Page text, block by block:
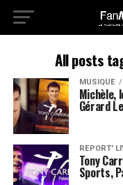
All posts
MUSIQUE
Michèle,
Gérard
REPORT'
Tony
Sports,